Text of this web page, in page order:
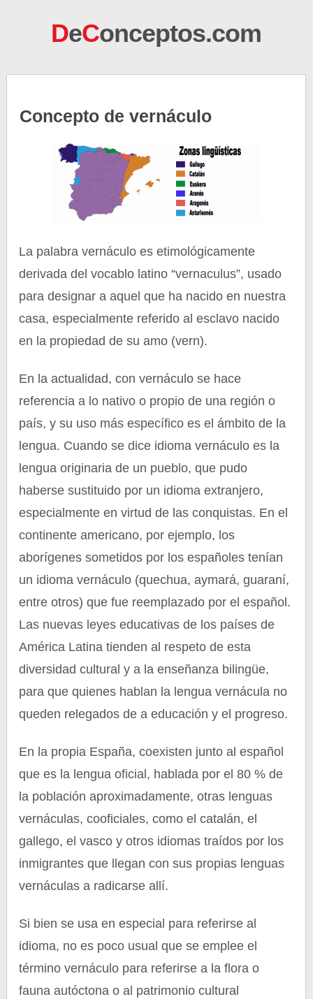
DeConceptos.com
Concepto de vernáculo
La palabra vernáculo es etimológicamente
derivada del vocablo latino “vernaculus”, usado
para designar a aquel que ha nacido en nuestra
casa, especialmente referido al esclavo nacido
en la propiedad de su amo (vern).
En la actualidad, con vernáculo se hace
referencia a lo nativo o propio de una región o
país, y su uso más específico es el ámbito de la
lengua. Cuando se dice idioma vernáculo es la
lengua originaria de un pueblo, que pudo
haberse sustituido por un idioma extranjero,
especialmente en virtud de las conquistas. En el
continente americano, por ejemplo, los
aborígenes sometidos por los españoles tenían
un idioma vernáculo (quechua, aymará, guaraní,
entre otros) que fue reemplazado por el español.
Las nuevas leyes educativas de los países de
América Latina tienden al respeto de esta
diversidad cultural y a la enseñanza bilingüe,
para que quienes hablan la lengua vernácula no
queden relegados de a educación y el progreso.
En la propia España, coexisten junto al español
que es la lengua oficial, hablada por el 80 % de
la población aproximadamente, otras lenguas
vernáculas, cooficiales, como el catalán, el
gallego, el vasco y otros idiomas traídos por los
inmigrantes que llegan con sus propias lenguas
vernáculas a radicarse allí.
Si bien se usa en especial para referirse al
idioma, no es poco usual que se emplee el
término vernáculo para referirse a la flora o
fauna autóctona o al patrimonio cultural